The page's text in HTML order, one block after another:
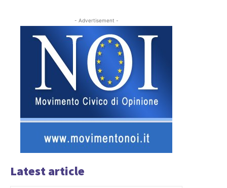
- Advertisement -
Latest article